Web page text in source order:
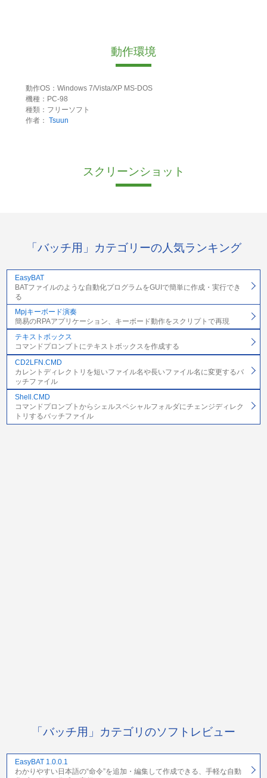
動作環境
動作OS：Windows 7/Vista/XP MS-DOS
機種：PC-98
種類：フリーソフト
作者： Tsuun
スクリーンショット
「バッチ用」カテゴリーの人気ランキング
EasyBAT
BATファイルのような自動化プログラムをGUIで簡単に作成・実行でき
る
Mpjキーボード演奏
簡易のRPAアプリケーション、キーボード動作をスクリプトで再現
テキストボックス
コマンドプロンプトにテキストボックスを作成する
CD2LFN.CMD
カレントディレクトリを短いファイル名や長いファイル名に変更するバ
ッチファイル
Shell.CMD
コマンドプロンプトからシェルスペシャルフォルダにチェンジディレク
トリするバッチファイル
「バッチ用」カテゴリのソフトレビュー
EasyBAT 1.0.0.1
わかりやすい日本語の“命令”を追加・編集して作成できる、手軽な自動